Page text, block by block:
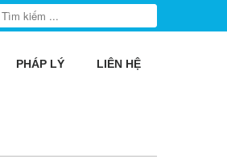
PHÁP LÝ LIÊN HỆ